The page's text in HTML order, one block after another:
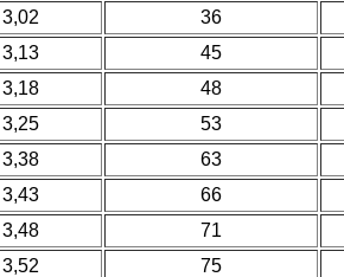
3,02 36
3,13 45
3,18 48
3,25 53
3,38 63
3,43 66
3,48 71
3,52 75